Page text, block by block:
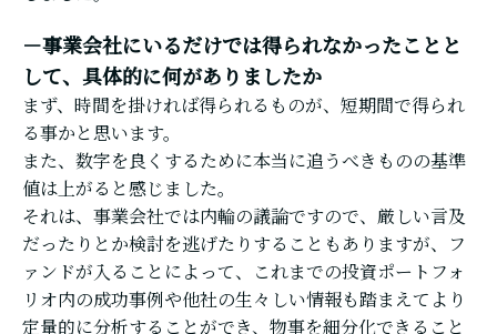
－事業会社にいるだけでは得られなかったことと
して、具体的に何がありましたか
まず、時間を掛ければ得られるものが、短期間で得られ
る事かと思います。
また、数字を良くするために本当に追うべきものの基準
値は上がると感じました。
それは、事業会社では内輪の議論ですので、厳しい言及
だったりとか検討を逃げたりすることもありますが、フ
ァンドが入ることによって、これまでの投資ポートフォ
リオ内の成功事例や他社の生々しい情報も踏まえてより
定量的に分析することができ、物事を細分化できること